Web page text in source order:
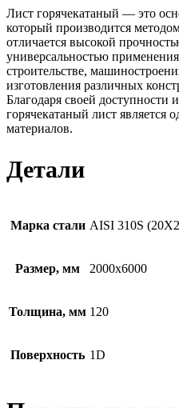
Лист горячекатаный — это
который производится
отличается высокой
универсальностью
строительстве,
изготовления различных
Благодаря своей доступности
горячекатаный лист является
материалов.
Детали
Марка стали AISI 310S
Размер, мм 2000х6000
Толщина, мм 120
Поверхность 1D